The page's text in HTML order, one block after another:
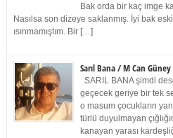
Bak orda bir kaç imge
Nasılsa son dizeye saklanmış. İyi bak
ısınmamıştım. Bir […]
Sarıl Bana / M Can Güney
SARIL BANA şimdi
geçecek geriye bir tek
o masum çocukların
türlü duyulmayan
kanayan yarası